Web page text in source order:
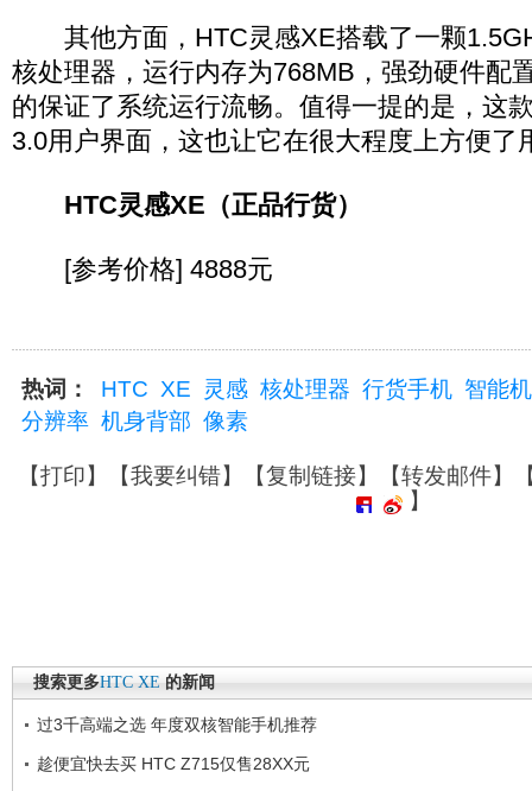
其他方面，HTC灵感XE搭载了一颗
核处理器，运行内存为768MB，强劲硬件配
的保证了系统运行流畅。值得一提的是，这
3.0用户界面，这也让它在很大程度上方便了
HTC灵感XE（正品行货）
[参考价格] 4888元
热词： HTC XE 灵感 核处理器 行货手机 智能机
分辨率 机身背部 像素
【打印】【我要纠错】【复制链接】【转发邮件】
】
搜索更多HTC XE 的新闻
过3千高端之选 年度双核智能手机推荐
趁便宜快去买 HTC Z715仅售28XX元